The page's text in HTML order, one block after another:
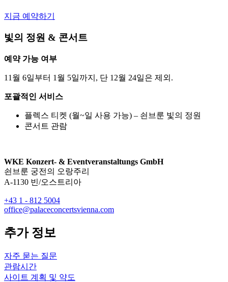
지금 예약하기
빛의 정원 & 콘서트
예약 가능 여부
11월 6일부터 1월 5일까지, 단 12월 24일은 제외.
포괄적인 서비스
플렉스 티켓 (월~일 사용 가능) – 쇤브룬 빛의 정원
콘서트 관람
WKE Konzert- & Eventveranstaltungs GmbH
쇤브룬 궁전의 오랑주리
A-1130 빈/오스트리아
+43 1 - 812 5004
office@palaceconcertsvienna.com
추가 정보
자주 묻는 질문
관람시간
사이트 계획 및 약도